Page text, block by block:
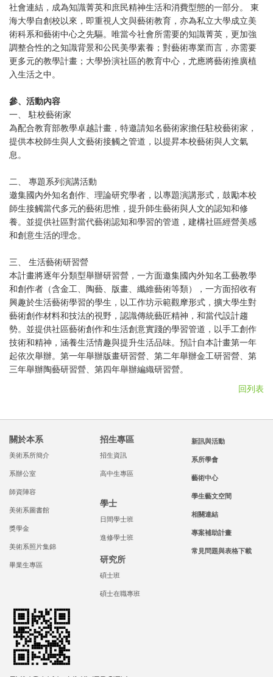
社會連結，成為知識菁英和庶民精神生活和消費型態的一部分。 東
海大學自創校以來，即重視人文與藝術教育，亦為私立大學成立美
術科系和藝術中心之先驅。唯當今社會所需要的知識菁英，更加強
調整合性的之知識背景和公民美學素養；對藝術專業而言，亦需要
更多元的教學計畫；大學扮演社區的教育中心，尤應將藝術推廣植
入生活之中。
參、活動內容
一、 駐校藝術家
為配合教育部教學卓越計畫，特邀請知名藝術家擔任駐校藝術家，
提供本校師生與人文藝術接觸之管道，以提昇本校藝術與人文氣
息。
二、 專題系列演講活動
邀集國內外知名創作、理論研究學者，以專題演講形式，鼓勵本校
師生接觸當代多元的藝術思惟，提升師生藝術與人文的認知和修
養。並提供社區對當代藝術認知和學習的管道，建構社區經營美感
和創意生活的理念。
三、 生活藝術研習營
本計畫將逐年分類型舉辦研習營，一方面邀集國內外知名工藝教學
和創作者（含金工、陶藝、版畫、纖維藝術等類），一方面招收有
興趣於生活藝術學習的學生，以工作坊示範觀摩形式，擴大學生對
藝術創作材料和技法的視野，認識傳統藝匠精神，和當代設計趨
勢。並提供社區藝術創作和生活創意實踐的學習管道，以手工創作
技術和精神，涵養生活情趣與提升生活品味。預計自本計畫第一年
起依次舉辦。第一年舉辦版畫研習營、第二年舉辦金工研習營、第
三年舉辦陶藝研習營、第四年舉辦編織研習營。
回列表
關於本系
美術系所簡介
系辦公室
師資陣容
美術系圖書館
獎學金
美術系照片集錦
畢業生專區
招生專區
招生資訊
高中生專區
學士
日間學士班
進修學士班
研究所
碩士班
碩士在職專班
新訊與活動
系所學會
藝術中心
學生藝文空間
相關連結
專案補助計畫
常見問題與表格下載